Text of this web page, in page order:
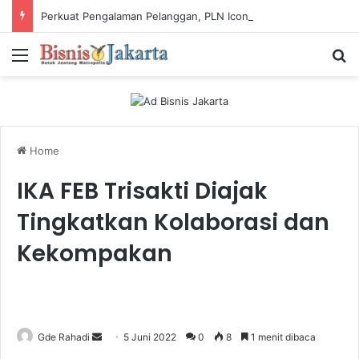
Menu
Home
IKA FEB Trisakti Diajak
Tingkatkan Kolaborasi dan
Kekompakan
Gde Rahadi 5 Juni 2022 0 8 1 menit dibaca